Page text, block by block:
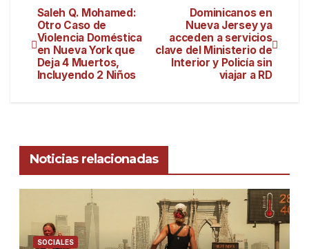
Dominicanos en
Nueva Jersey ya
acceden a servicios
clave del Ministerio de
Interior y Policía sin
viajar a RD
Saleh Q. Mohamed:
Otro Caso de
Violencia Doméstica
en Nueva York que
Deja 4 Muertos,
Incluyendo 2 Niños
Noticias relacionadas
SOCIALES